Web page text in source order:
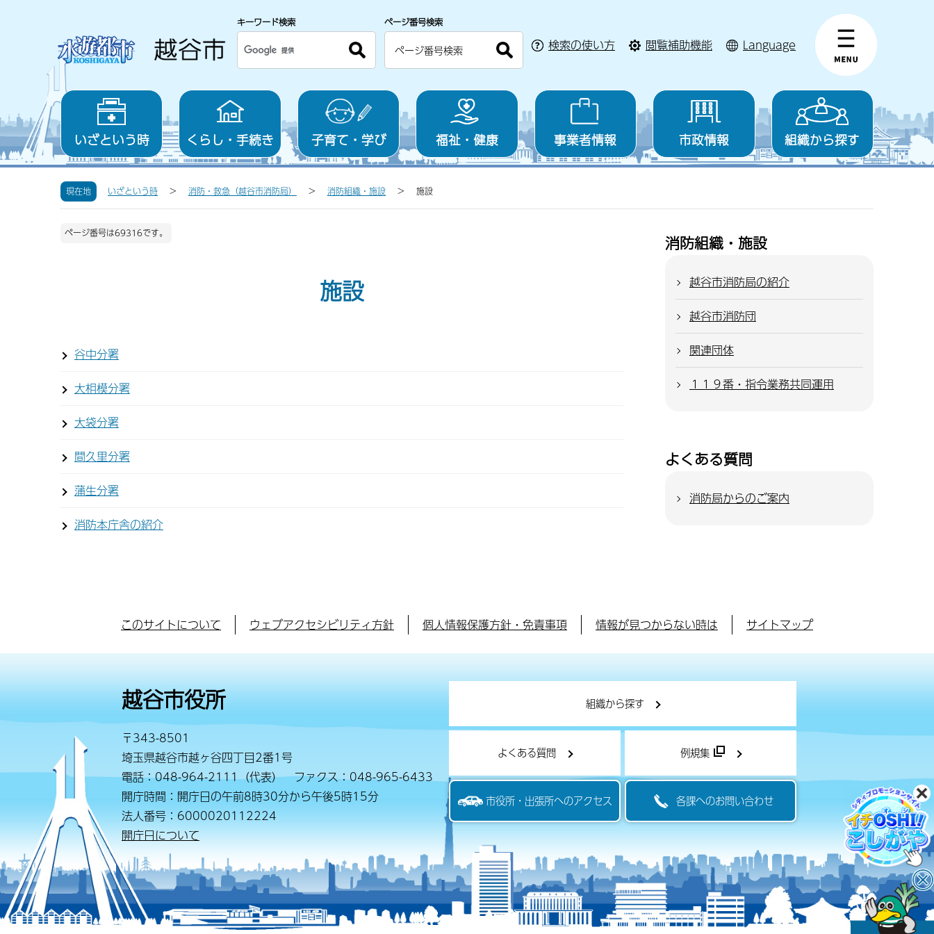
キーワード検索 ページ番号検索
検索の使い方 閲覧補助機能 Language
いざという時 くらし・手続き 子育て・学び 福祉・健康 事業者情報 市政情報 組織から探す
現在地 いざという時 消防・救急（越谷市消防局） 消防組織・施設 施設
ページ番号は69316です。
施設
谷中分署
大相模分署
大袋分署
間久里分署
蒲生分署
消防本庁舎の紹介
消防組織・施設
越谷市消防局の紹介
越谷市消防団
関連団体
１１９番・指令業務共同運用
よくある質問
消防局からのご案内
このサイトについて ウェブアクセシビリティ方針 個人情報保護方針・免責事項 情報が見つからない時は サイトマップ
越谷市役所
〒343-8501
埼玉県越谷市越ヶ谷四丁目2番1号
電話：048-964-2111（代表） ファクス：048-965-6433
開庁時間：開庁日の午前8時30分から午後5時15分
法人番号：6000020112224
開庁日について
組織から探す
よくある質問 例規集
市役所・出張所へのアクセス 各課へのお問い合わせ